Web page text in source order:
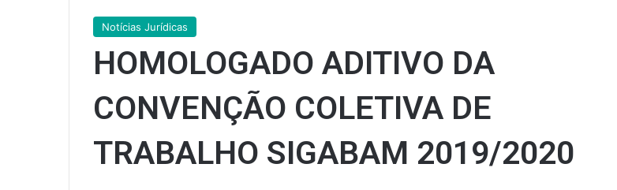
Notícias Jurídicas
HOMOLOGADO ADITIVO DA
CONVENÇÃO COLETIVA DE
TRABALHO SIGABAM 2019/2020